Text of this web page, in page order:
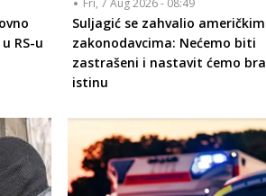
RS-u
Fri, 7 Aug 2026 - 08:49
Suljagić se zahvalio američkim
zakonodavcima: Nećemo biti
zastrašeni i nastavit ćemo
istinu